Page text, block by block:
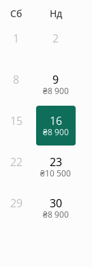
Сб Нд
1 2
8 9
₴8 900
15 16
₴8 900
22 23
₴10 500
29 30
₴8 900